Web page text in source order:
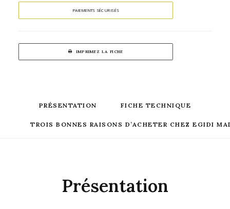
PAIEMENTS SÉCURISÉS
IMPRIMEZ LA FICHE
PRÉSENTATION FICHE TECHNIQUE
TROIS BONNES RAISONS D’ACHETER CHEZ EGIDI
Présentation